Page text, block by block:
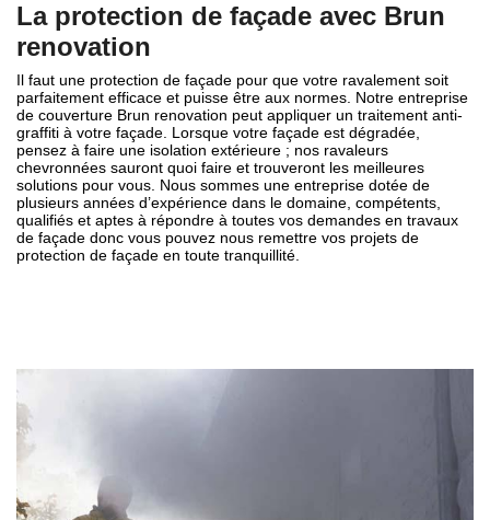
La protection de façade avec Brun
renovation
Il faut une protection de façade pour que votre ravalement soit
parfaitement efficace et puisse être aux normes. Notre entreprise
de couverture Brun renovation peut appliquer un traitement anti-
graffiti à votre façade. Lorsque votre façade est dégradée,
pensez à faire une isolation extérieure ; nos ravaleurs
chevronnées sauront quoi faire et trouveront les meilleures
solutions pour vous. Nous sommes une entreprise dotée de
plusieurs années d’expérience dans le domaine, compétents,
qualifiés et aptes à répondre à toutes vos demandes en travaux
de façade donc vous pouvez nous remettre vos projets de
protection de façade en toute tranquillité.